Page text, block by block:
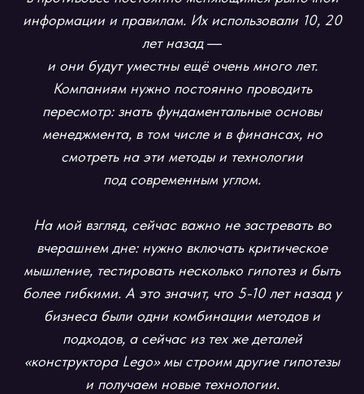
информации и правилам. Их использовали 10, 20
лет назад ―
и они будут уместны ещё очень много лет.
Компаниям нужно постоянно проводить
пересмотр: знать фундаментальные основы
менеджмента, в том числе и в финансах, но
смотреть на эти методы и технологии
под современным углом.
На мой взгляд, сейчас важно не застревать во
вчерашнем дне: нужно включать критическое
мышление, тестировать несколько гипотез и быть
более гибкими. А это значит, что 5-10 лет назад у
бизнеса были одни комбинации методов и
подходов, а сейчас из тех же деталей
«конструктора Lego» мы строим другие гипотезы
и получаем новые технологии.